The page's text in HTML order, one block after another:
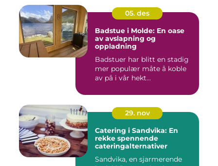
05. des
Badstue i Molde: En oase
av avslapning og
oppladning
Badstuer har blitt en stadig
mer populær måte å koble
av på i vår hekt...
29. nov
Catering i Sandvika: En
rekke spennende
cateringalternativer
Sandvika, en sjarmerende